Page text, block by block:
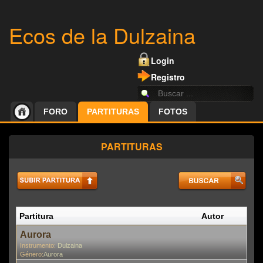
Ecos de la Dulzaina
Login
Registro
FORO PARTITURAS FOTOS
PARTITURAS
Partitura Autor
Aurora
Instrumento: Dulzaina
Género:Aurora